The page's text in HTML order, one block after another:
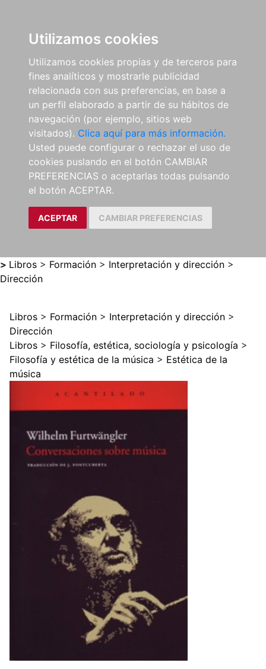
Utilizamos cookies
Utilizamos cookies propias y de terceros para
fines analíticos y mostrarle publicidad
relacionada con sus preferencias, en base a
un perfil elaborado a partir de su hábitos de
navegación (por ejemplo, sitios web
visitados). Clica aquí para más información.
Usted puede configurar o rechazar el uso de
cookies puslando en el botón CAMBIAR
PREFERENCIAS o aceptarlas todas pulsando
el botón ACEPTAR.
ACEPTAR CAMBIAR PREFERENCIAS
> Libros > Formación > Interpretación y dirección >
Dirección
Libros > Formación > Interpretación y dirección >
Dirección
Libros > Filosofía, estética, sociología y psicología >
Filosofía y estética de la música > Estética de la
música